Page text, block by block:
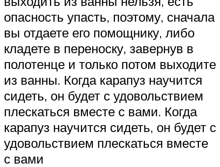
опасность упасть, поэтому, сначала
вы отдаете его помощнику, либо
кладете в переноску, завернув в
полотенце и только потом выходите
из ванны. Когда карапуз научится
сидеть, он будет с удовольствием
плескаться вместе с вами. Когда
карапуз научится сидеть, он будет с
удовольствием плескаться вместе
с вами